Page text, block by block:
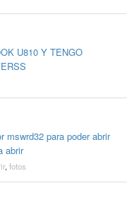
U810 Y TENGO
mswrd32 para poder abrir
abrir
, fotos